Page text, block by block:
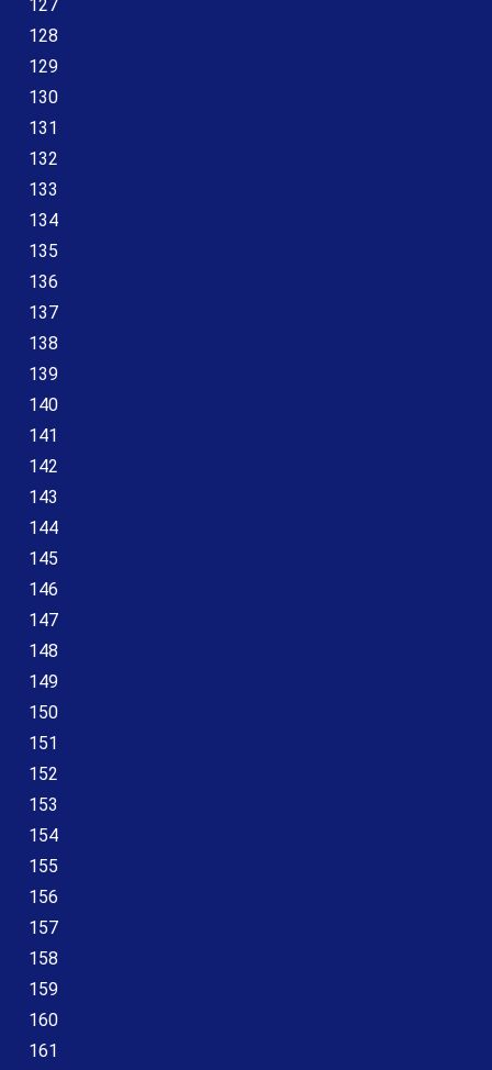
127
128
129
130
131
132
133
134
135
136
137
138
139
140
141
142
143
144
145
146
147
148
149
150
151
152
153
154
155
156
157
158
159
160
161